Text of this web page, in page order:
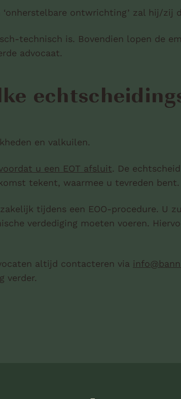
ontwrichting’ zal hij/zij
technisch is. Bovendien lopen de
advocaat.
en valkuilen.
u een EOT afsluit. De
tekent, waarmee u tevreden bent.
tijdens een EOO-procedure. U
verdediging moeten voeren.
altijd contacteren via
verder.